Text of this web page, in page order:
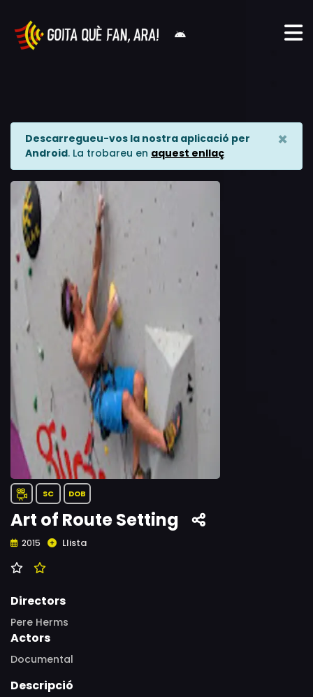
Descarregueu-vos la nostra aplicació per
Android. La trobareu en aquest enllaç
×
SC DOB
Art of Route Setting
2015 Llista
Directors
Pere Herms
Actors
Documental
Descripció